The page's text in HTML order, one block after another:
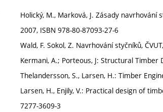
Holický, M., Marková, J. Zásady
2007, ISBN 978-80-87093-27-6
Wald, F. Sokol, Z. Navrhování styčníků,
Kermani, A.; Porteous, J: Structural Timber
Thelandersson, S., Larsen, H.: Timber
Larsen, H., Enjily, V.: Practical design of
7277-3609-3